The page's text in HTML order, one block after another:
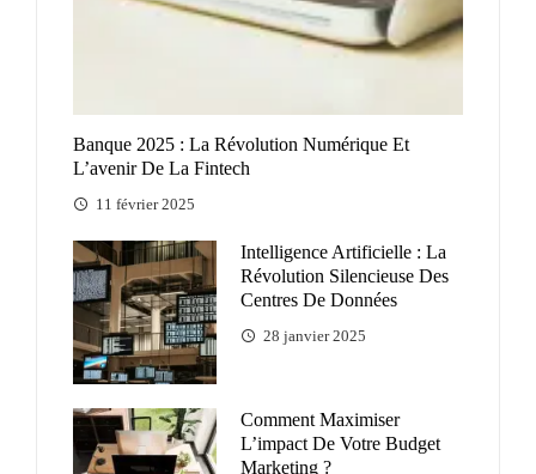
Banque 2025 : La Révolution Numérique Et
L’avenir De La Fintech
11 février 2025
Intelligence Artificielle : La
Révolution Silencieuse Des
Centres De Données
28 janvier 2025
Comment Maximiser
L’impact De Votre Budget
Marketing ?